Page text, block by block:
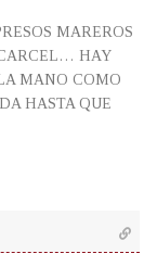
MAREROS
HAY
MANO COMO
HASTA QUE